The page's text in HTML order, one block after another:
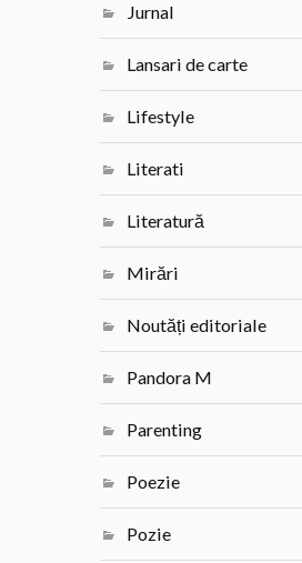
Jurnal
Lansari de carte
Lifestyle
Literati
Literatură
Mirări
Noutăți editoriale
Pandora M
Parenting
Poezie
Pozie